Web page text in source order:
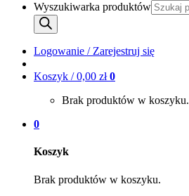
Wyszukiwarka produktów
Logowanie / Zarejestruj się
Koszyk /0,00 zł 0
Brak produktów w koszyku.
0
Koszyk
Brak produktów w koszyku.